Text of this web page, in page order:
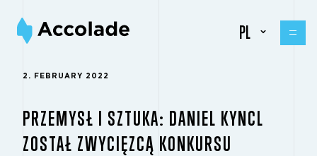
PL
2. FEBRUARY 2022
PRZEMYSŁ I SZTUKA: DANIEL KYNCL
ZOSTAŁ ZWYCIĘZCĄ KONKURSU